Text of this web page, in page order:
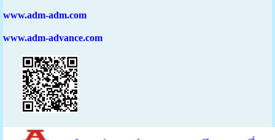
www.adm-adm.com
www.adm-advance.com